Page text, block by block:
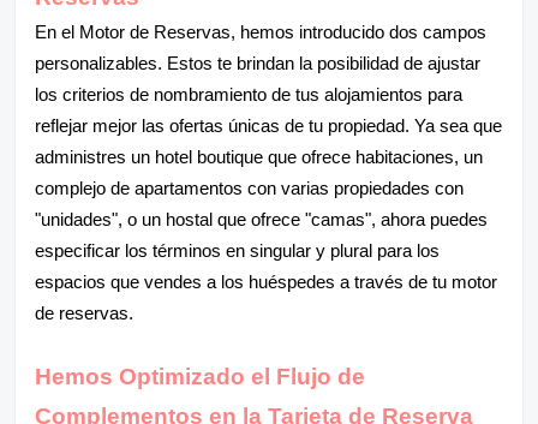
En el Motor de Reservas, hemos introducido dos campos
personalizables. Estos te brindan la posibilidad de ajustar
los criterios de nombramiento de tus alojamientos para
reflejar mejor las ofertas únicas de tu propiedad. Ya sea que
administres un hotel boutique que ofrece habitaciones, un
complejo de apartamentos con varias propiedades con
"unidades", o un hostal que ofrece "camas", ahora puedes
especificar los términos en singular y plural para los
espacios que vendes a los huéspedes a través de tu motor
de reservas.
Hemos Optimizado el Flujo de
Complementos en la Tarjeta de Reserva